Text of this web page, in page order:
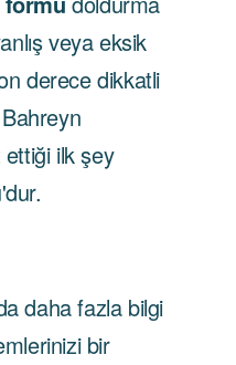
veya eksik
derece dikkatli
ilk şey
daha fazla bilgi
bir